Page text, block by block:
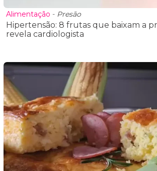
Alimentação - Presão
Hipertensão: 8 frutas que baixam a
revela cardiologista